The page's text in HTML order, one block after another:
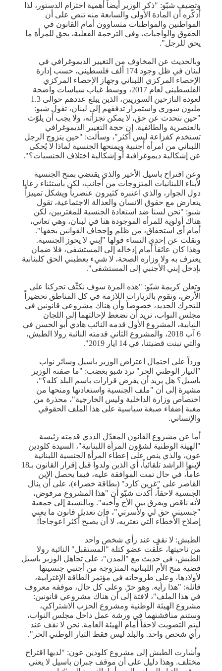
وتضيف شبّو: "ذكر الوزير أيضاً أهمية احترام الدستور، لذا
أذكّره أن المادة الأولى والسابعة منه تنص على أن
المواطنين والمواطنات متساوون أمام القانون في
الحقوق والواجبات، وفي الترجمة الفعلية، يحق للمرأة ما
يحق للرجل".
وبالحديث عن المخاوف من التغيير الديموغرافي في
لبنان في ظل وجود 174 ألف فلسطيني، حسب إدارة
الإحصاء المركزي اللبناني وجهاز الإحصاء المركزي
الفلسطيني لعام 2017، ووسط غياب سياسات واضحة
لعودة النازحين السوريين، الذين يبلغ عددهم حوالى 1.3
مليون سوري واستمرار تدفقهم إلى لبنان، تقول شبو:
"حين نتحدث عن حق، لا يمكن تجزأته، ولا يجب أن يلوّث
بالعنصرية والطائفية. إن حجة التغيير الديموغرافي
تستخدم كفزاعة ليس أكثر"، وسألت: "حين يتزوج الرجل
اللبناني من امرأة أجنبية ويمنحها الجنسية لماذا لا يُحكى
عن إشكالية ديموغرافية أو إشكالية اختلاف الجنسيات؟".
وعن اقتراح باسيل الأخير والذي يقتضي بمنح الجنسية
لأبناء اللبنانيات المتزوجات من أجانب، لكن باستثناء رعايا
دول الجوار، والذي اعتبره كثيرون عنصرياً ويشكل تمييزاً
يتعارض مع حقوق الانسان والعدالة الاجتماعية، تقول
شبو: "نحن لسنا ضد استعادة الجنسية للمغتربين، لكن
هناك أولوية للمرأة الموجودة هنا في لبنان، وهي تعاني،
أمام أي استحقاق، من ظلم وإجحاف القوانين بحقها".
ونقلت عن إحدى النساء قولها "إبني لا يحوز الجنسية.
وهذا كان عائقاً أمام إدخاله إلى المستشفى، فلا ضمان
يعترف به ولا وزارة الصحة، لا شيء يعطيني الحق كلبنانية
بإدخل إبني الأجنبي إلى المستشفى".
وتعلن كريمة شبّو: "هذه المرة سوف نكثّف تحركنا على
الأرض، ونقوم بالزيارات اللازمة في كل المناطق تحضيراً
للتحرك الجديد، خصوصاً وأن هناك مشروعي قانونين في
مجلس النواب، نريد أن نضغط لإحالتهما إلى اللجان
النيابية، المشروع الأول قدمه النائب هادي أبو الحسن في
6 آب 2018، والمشروع الثاني قدمته النائبة رولا الطبش،
والتي تبنت قضيتنا، في 14 ايار 2019".
ورداً على احتمال اعتراض الوزير باسيل وسائر نواب
"التيار الوطني الحر" ترد شبو بغضب: "ما صفته الوزير
باسيل؟ هل يريد أن يفرض قرارات باسم البلد كله؟"،
مشيرة إلى أن "ملف الجنسية واستعادتها ومنحها من
اختصاص وزارة الداخلية وليس الخارجية"، محذرة من
مغبة إضفاء صبغة سياسية على هذا الملف الحقوقي
والإنساني.
أما عن مشروع القانون المعدّل الذذي قدمته رئيسة
"الهيئة الوطنية لشؤون المرأة اللبنانية"، السيدة كلودين
عون، والذي ينص على إعطاء المرأة الجنسية اللبنانية
لإبنها الراشد تلقائياً، أي الذين ولدوا قبل إقرار القانون بـ18
عاماً، في حال تمت الموافقة عليه، فيما يحصل الإبن
القاصر على "غرين كارد" (بطاقة خضراء)، على أن ينال
الجنسية لاحقاً، أكدت شبّو أن "هذا المشروع مرفوض،
لأنه ناقص ويفرق بين الأخ وأخيه". وبالنسبة إلى جمعية
"جنسيتي حق لي ولأسرتي"، فإن تعديل قانون ما يعني
إصلاح الأخطاء التي تعتريه، لا أن يصبح أكثر اعوجاجاً!
الطبش: لا نقف عند رأي شخص واحد
من ناحيتها، علّقت عضو كتلة "المستقبل" النائبة رولا
الطبش، في حديث مع "المدن"، على تجاهل الوزير باسيل
قضية منح الأم اللبنانية المتزوجة من أجنبي جنسيتها
لأولادها، وعلى طروحاته في مؤتمر الطاقة الإغترابية،
قائلة: "هذا رأيه. وهو حرّ. وعلى كل حال، موقفه معروف
في هذا الملف"، لافتة إلى أن هناك مشروعي قانونين:
مشروع الهيئة الوطنية ومشروع الحزب الاشتراكي،
وستتم مناقشتهما في ورشة عمل داخل مجلس النواب،
ليتم التصويت لاحقاً أمام الهيئة العامة. نحن لا نقف عند
رأي شخص واحد. والبلد ليس فقط التيار الوطني الحر".
وأشارت الطبش إلى مشروع كلودين عون: "لديها اقتراح
مختلف. وهذا دليل على أن موقف جبران باسيل لا يعني